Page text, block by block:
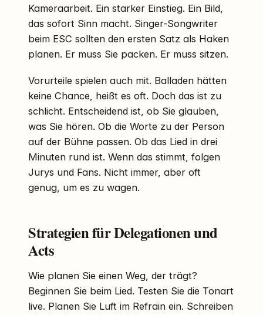
Kameraarbeit. Ein starker Einstieg. Ein Bild,
das sofort Sinn macht. Singer-Songwriter
beim ESC sollten den ersten Satz als Haken
planen. Er muss Sie packen. Er muss sitzen.
Vorurteile spielen auch mit. Balladen hätten
keine Chance, heißt es oft. Doch das ist zu
schlicht. Entscheidend ist, ob Sie glauben,
was Sie hören. Ob die Worte zu der Person
auf der Bühne passen. Ob das Lied in drei
Minuten rund ist. Wenn das stimmt, folgen
Jurys und Fans. Nicht immer, aber oft
genug, um es zu wagen.
Strategien für Delegationen und
Acts
Wie planen Sie einen Weg, der trägt?
Beginnen Sie beim Lied. Testen Sie die Tonart
live. Planen Sie Luft im Refrain ein. Schreiben